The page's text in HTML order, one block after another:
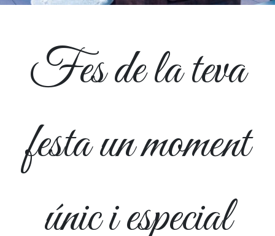
Fes de la teva
festa un moment
únic i especial